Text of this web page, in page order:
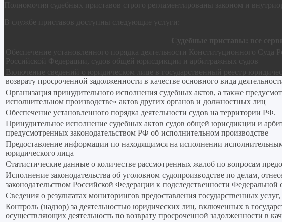
Полномочия судебных приставов строго регламентированы законом и
В службе приставов доступны следующие услуги:
Судебные приставы: все
Обеспечение установленного порядка деятельности Конституционного Суда
Российской Федерации, судов общей юрисдикции и арбитражных судов
Включение сведений о юридическом лице в государственный реестр
возврату просроченной задолженности в качестве основного вида
Организация принудительного исполнения судебных актов, а также
исполнительном производстве» актов других органов и должностных лиц
Обеспечение установленного порядка деятельности судов на территории РФ.
Принудительное исполнение судебных актов судов общей юрисдикции и
предусмотренных законодательством РФ об исполнительном производстве
Предоставление информации по находящимся на исполнении
юридического лица
Статистические данные о количестве рассмотренных жалоб по вопросам
Исполнение законодательства об уголовном судопроизводстве по делам,
законодательством Российской Федерации к подследственности
Сведения о результатах мониторингов предоставления государственных
Контроль (надзор) за деятельностью юридических лиц, включенных в
осуществляющих деятельность по возврату просроченной задолженности в